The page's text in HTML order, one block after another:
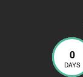
0
DAYS